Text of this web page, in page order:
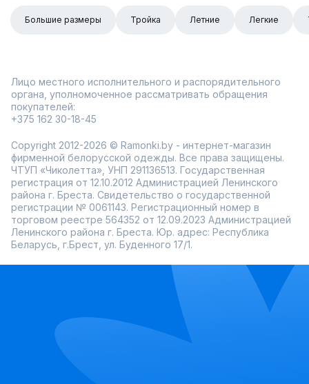
Большие размеры Тройка Летние Легкие
Лицо местного исполнительного и распорядительного
органа, уполномоченное рассматривать обращения
покупателей:
+375 162 30-18-45
Copyright 2012-2026 © Ramonki.by - интернет-магазин
фирменной белорусской одежды. Все права защищены.
ЧТУП «Чиколетта», УНП 291136513. Государственная
регистрация от 12.10.2012 Администрацией Ленинского
района г. Бреста. Свидетельство о государственной
регистрации № 0061143. Регистрационный номер в
торговом реестре 564352 от 12.09.2023 Администрацией
Ленинского района г. Бреста. Юр. адрес: Республика
Беларусь, г.Брест, ул. Буденного 17/1.